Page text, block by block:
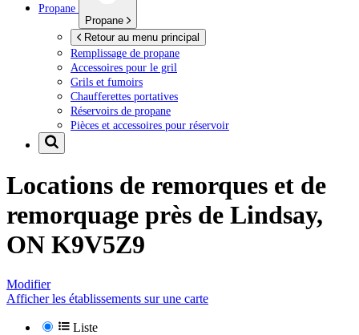
Propane
Propane
Retour au menu principal
Remplissage de propane
Accessoires pour le gril
Grils et fumoirs
Chaufferettes portatives
Réservoirs de propane
Pièces et accessoires pour réservoir
Locations de remorques et de
remorquage près de Lindsay,
ON K9V5Z9
Modifier
Afficher les établissements sur une carte
Liste